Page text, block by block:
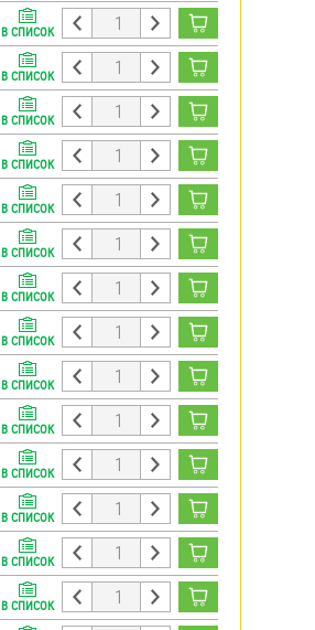
В СПИСОК
В СПИСОК
В СПИСОК
В СПИСОК
В СПИСОК
В СПИСОК
В СПИСОК
В СПИСОК
В СПИСОК
В СПИСОК
В СПИСОК
В СПИСОК
В СПИСОК
В СПИСОК